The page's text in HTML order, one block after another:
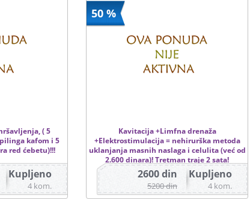
( 5
kafom i 5
red ćebetu)!!!
Kupljeno
4 kom.
50 %
Kavitacija +Limfna drenaža
+Elektrostimulacija = nehirurška metoda
uklanjanja masnih naslaga i celulita (već od
2.600 dinara)! Tretman traje 2 sata!
Kupljeno
4 kom.
2600 din
5200 din